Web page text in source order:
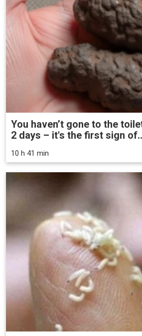
You haven’t gone to the
2 days – it's the first sign
10 h 41 min